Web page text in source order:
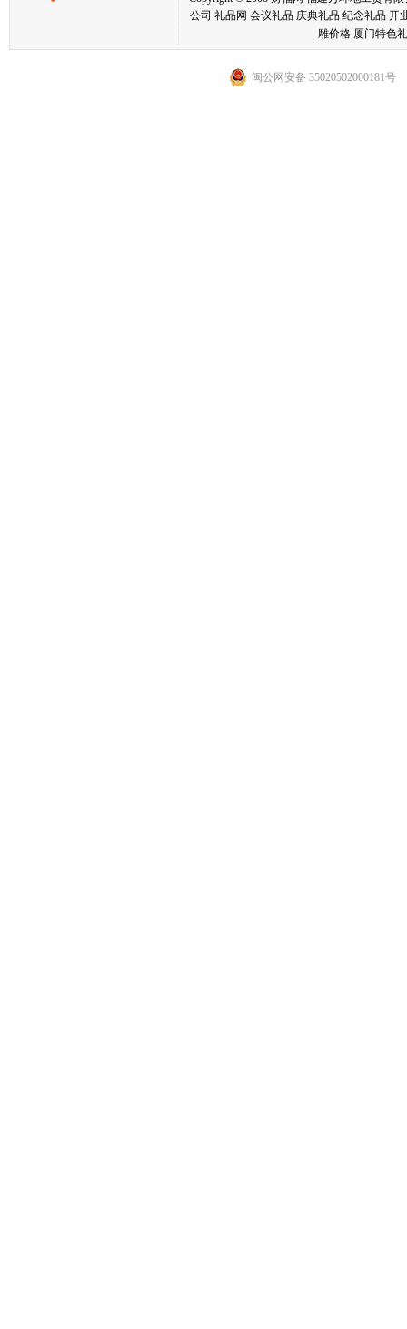
公司 礼品网 会议礼品 庆典礼品 纪念礼品 开
雕价格 厦门特色
闽公网安备 35020502000181号